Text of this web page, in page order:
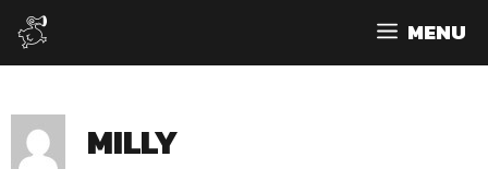
Siirry
sisältöön
MENU
MILLY